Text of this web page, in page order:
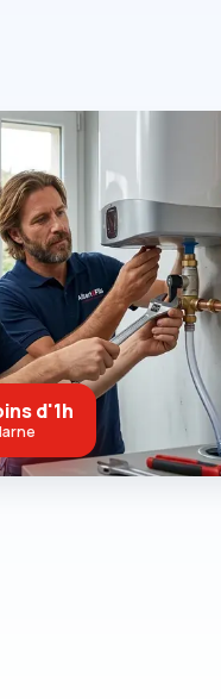
d'1h